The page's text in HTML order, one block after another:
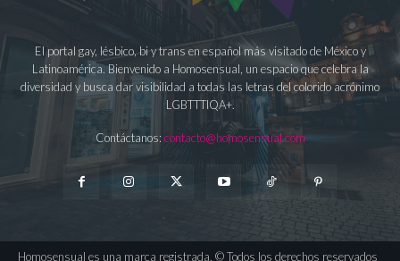
El portal gay, lésbico, bi y trans en español más visitado de México y
Latinoamérica. Bienvenido a Homosensual, un espacio que celebra la
diversidad y busca dar visibilidad a todas las letras del colorido acrónimo
LGBTTTIQA+.
Contáctanos: contacto@homosensual.com
Homosensual es una marca registrada. © Todos los derechos reservados